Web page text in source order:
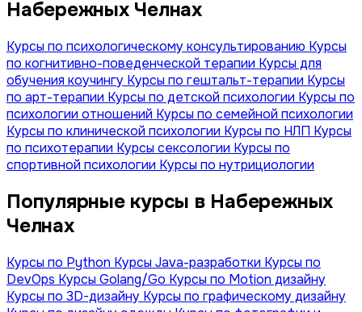
Набережных Челнах
Курсы по психологическому консультированию Курсы
по когнитивно-поведенческой терапии Курсы для
обучения коучингу Курсы по гештальт-терапии Курсы
по арт-терапии Курсы по детской психологии Курсы по
психологии отношений Курсы по семейной психологии
Курсы по клинической психологии Курсы по НЛП Курсы
по психотерапии Курсы сексологии Курсы по
спортивной психологии Курсы по нутрициологии
Популярные курсы в Набережных
Челнах
Курсы по Python Курсы Java-разработки Курсы по
DevOps Курсы Golang/Go Курсы по Motion дизайну
Курсы по 3D-дизайну Курсы по графическому дизайну